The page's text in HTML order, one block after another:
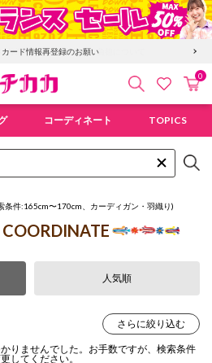
停滞時の回収手数料のご負担について
カード情報再登録のお願い
検索 お気にカ
0
コーディネート TOPICS
条件:165cm〜170cm、カーディガン・羽織り)
COORDINATE
人気順
さらに絞り込む
りませんでした。お手数ですが、検索条件
してください。